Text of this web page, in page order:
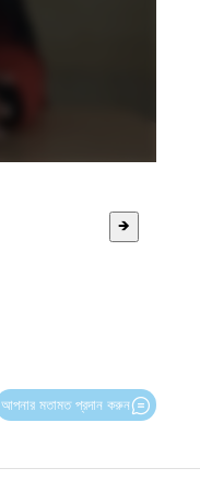
🡺
আপনার মতামত প্রদান করুন